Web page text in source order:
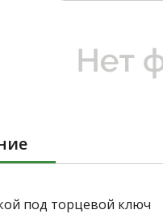
под торцевой ключ